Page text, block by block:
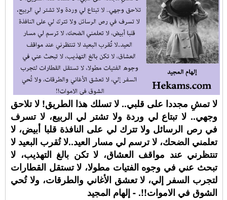
لا تمشِ مجددا على قلبي.. لا تسلك هذا الطريق! لا تلاحق
وجهي.. لا تبتاع لي وردة ولا تشتر لي الربيع، لا تسرف
في رص الرسائل ولا تترك لي على النافذة قلبا أبيض، لا
تعلمني الضحك، لا ترسم لي مسار العيد..لا تُقرب البعيد لا
تنتظرني عند مواقف العشاق، لا تكن بالغ التهذيب، لا
تبحث عني في وجوه الفتيات مطولا، لا تستقل القطارات
لتجرب السفر إلي، لا تعشق الأغاني والطرقات، ولا تُحي
الشوق في الاموات!!. - إلهام المجيد